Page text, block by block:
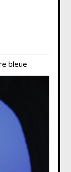
bleue